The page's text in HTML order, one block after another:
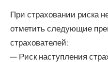
При страховании риска
отметить следующие
страхователей:
— Риск наступления